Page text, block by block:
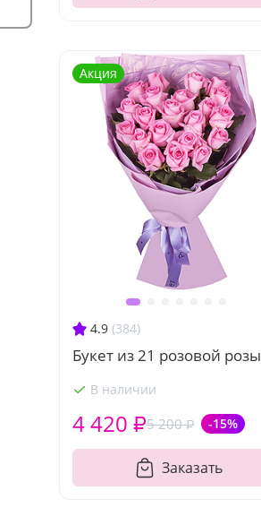
4.9 (384)
Букет из 21 розовой розы
В наличии
5 200 ₽ -15%
4 420 ₽
Заказать
Акция